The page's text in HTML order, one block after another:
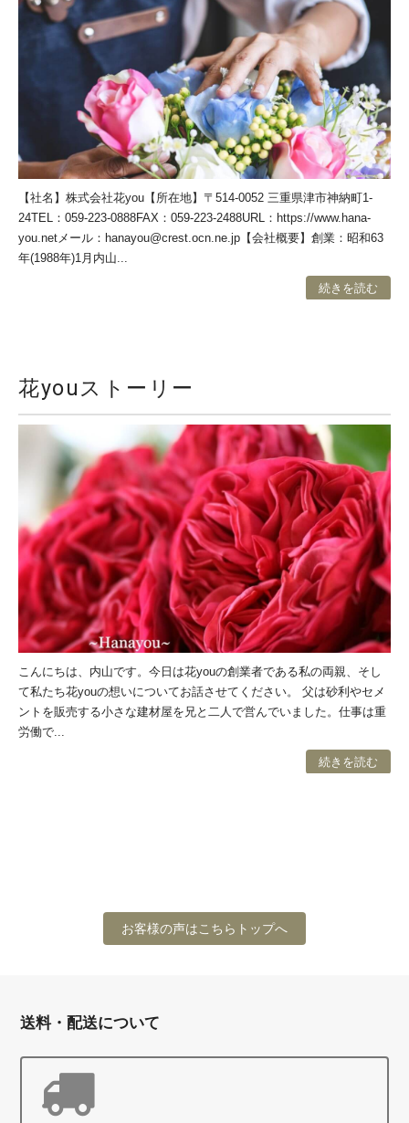
【社名】株式会社花you【所在地】〒514-0052 三重県津市神納町1-
24TEL：059-223-0888FAX：059-223-2488URL：https://www.hana-
you.netメール： hanayou@crest.ocn.ne.jp 【会社概要】創業：昭和63
年(1988年)1月内山...
続きを読む
花youストーリー
こんにちは、内山です。今日は花youの創業者である私の両親、そし
て私たち花youの想いについてお話させてください。 父は砂利やセメ
ントを販売する小さな建材屋を兄と二人で営んでいました。仕事は重
労働で...
続きを読む
お客様の声はこちらトップへ
送料・配送について